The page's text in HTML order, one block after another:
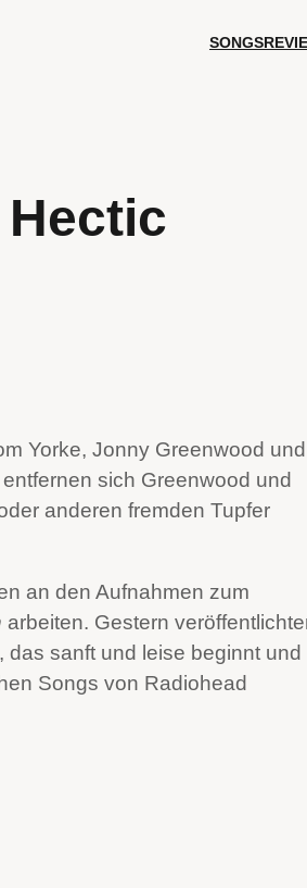
SONGS
Yorke, Jonny Greenwood und
sich Greenwood und
anderen fremden Tupfer
an den Aufnahmen zum
arbeiten. Gestern
sanft und leise beginnt und
Songs von Radiohead